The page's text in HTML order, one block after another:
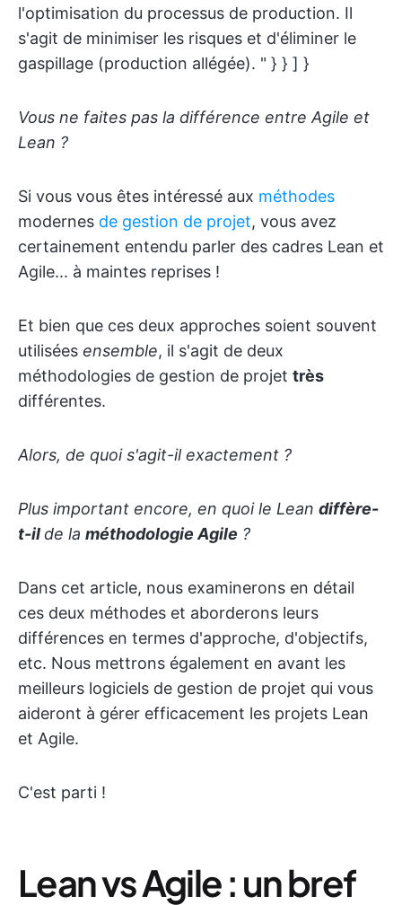
l'optimisation du processus de production. Il
s'agit de minimiser les risques et d'éliminer le
gaspillage (production allégée). " } } ] }
Vous ne faites pas la différence entre Agile et
Lean ?
Si vous vous êtes intéressé aux méthodes
modernes de gestion de projet, vous avez
certainement entendu parler des cadres Lean et
Agile... à maintes reprises !
Et bien que ces deux approches soient souvent
utilisées ensemble, il s'agit de deux
méthodologies de gestion de projet très
différentes.
Alors, de quoi s'agit-il exactement ?
Plus important encore, en quoi le Lean diffère-
t-ilde la méthodologie Agile ?
Dans cet article, nous examinerons en détail
ces deux méthodes et aborderons leurs
différences en termes d'approche, d'objectifs,
etc. Nous mettrons également en avant les
meilleurs logiciels de gestion de projet qui vous
aideront à gérer efficacement les projets Lean
et Agile.
C'est parti !
Lean vs Agile : un bref